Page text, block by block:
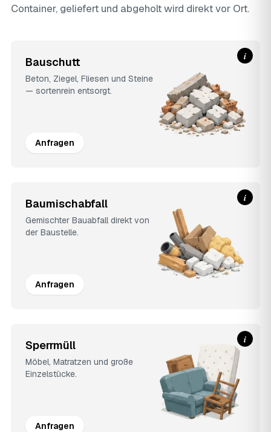
Container, geliefert und abgeholt wird direkt vor Ort.
Bauschutt
Beton, Ziegel, Fliesen und Steine
— sortenrein entsorgt.
Anfragen
i
Baumischabfall
Gemischter Bauabfall direkt von
der Baustelle.
Anfragen
i
Sperrmüll
Möbel, Matratzen und große
Einzelstücke.
Anfragen
i